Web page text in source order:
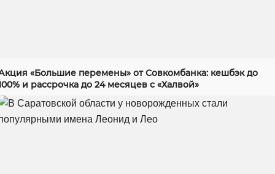
«Большие перемены» от Совкомбанка: кешбэк до
и рассрочка до 24 месяцев с «Халвой»